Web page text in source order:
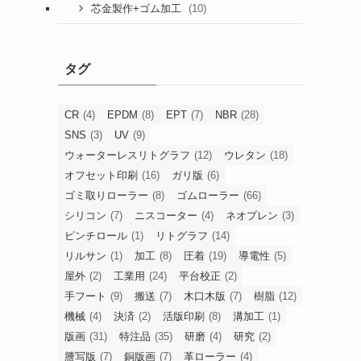
芯金製作+ゴム加工 (10)
タグ
CR (4) EPDM (8) EPT (7) NBR (28)
SNS (3) UV (9)
ウォーターレスリトグラフ (12) ウレタン (18)
オフセット印刷 (16) ガリ版 (6)
ゴミ取りローラー (8) ゴムローラー (66)
シリコン (7) ニスコーター (4) ネオプレン (3)
ピンチロール (1) リトグラフ (14)
リルサン (1) 加工 (8) 圧着 (19) 導電性 (5)
屋外 (2) 工業用 (24) 平台校正 (2)
手フート (9) 搬送 (7) 木口木版 (7) 樹脂 (12)
機械 (4) 決済 (2) 活版印刷 (8) 溝加工 (1)
版画 (31) 特注品 (35) 研磨 (4) 研究 (2)
謄写版 (7) 銅版画 (7) 革ローラー (4)